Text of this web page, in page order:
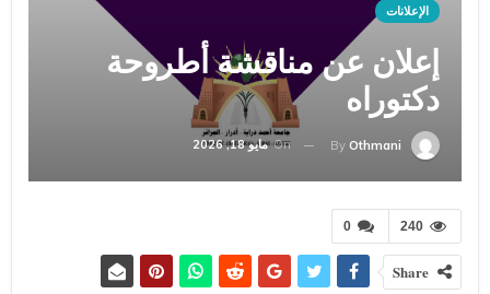
الإعلانات
إعلان عن مناقشة أطروحة
دكتوراه
By Othmani
On مايو 18, 2026
0 240
Share